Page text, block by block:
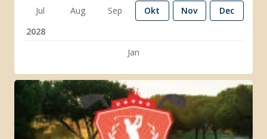
Jul Aug Sep Okt Nov
Dec
2028
Jan